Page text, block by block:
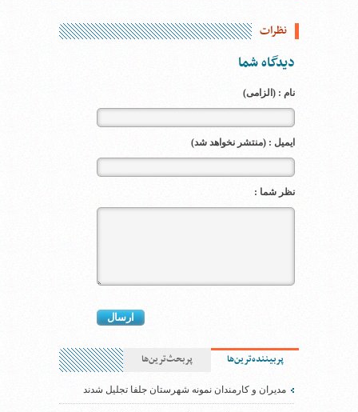
نظرات
دیدگاه شما
نام : (الزامی)
ایمیل : (منتشر نخواهد شد)
نظر شما :
پربیننده‌ترین‌ها پربحث‌ترین‌ها
مدیران و کارمندان نمونه شهرستان جلفا تجلیل شدند